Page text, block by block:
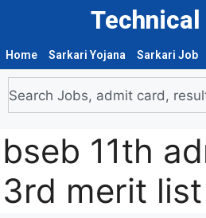
Home Sarkari Yojana Sarkari Job
bseb 11th
3rd merit